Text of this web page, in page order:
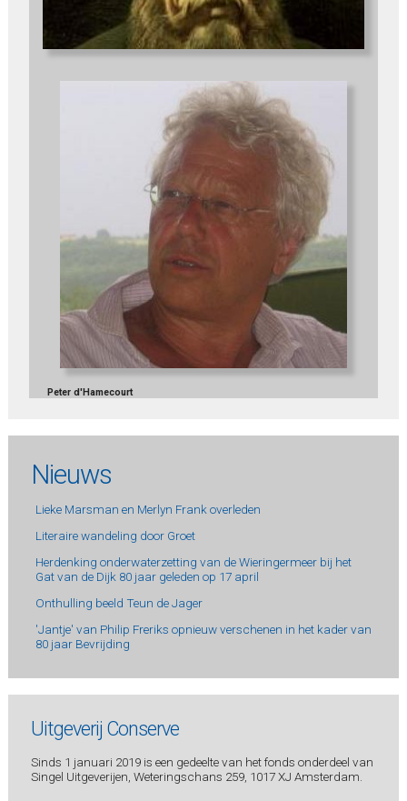
Peter d'Hamecourt
Nieuws
Lieke Marsman en Merlyn Frank overleden
Literaire wandeling door Groet
Herdenking onderwaterzetting van de Wieringermeer bij het
Gat van de Dijk 80 jaar geleden op 17 april
Onthulling beeld Teun de Jager
'Jantje' van Philip Freriks opnieuw verschenen in het kader van
80 jaar Bevrijding
Uitgeverij Conserve
Sinds 1 januari 2019 is een gedeelte van het fonds onderdeel van
Singel Uitgeverijen, Weteringschans 259, 1017 XJ Amsterdam.